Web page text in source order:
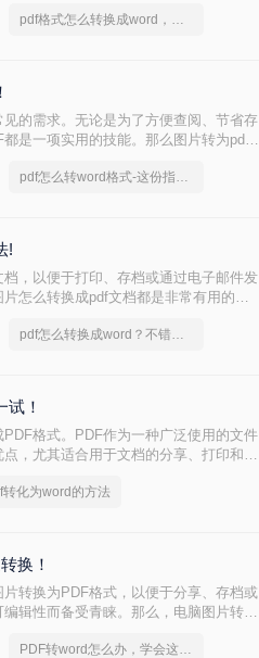
pdf格式怎么转换成word，一招轻松解决
的需求。无论是为了方便查阅、节省存
是一项实用的技能。那么图片转为pdf
pdf怎么转word格式-这份指南值得收藏
!
，以便于打印、存档或通过电子邮件发
怎么转换成pdf文档都是非常有用的技
pdf怎么转换成word？不错的软件推荐
！
格式。PDF作为一种广泛使用的文件
，尤其适合用于文档的分享、打印和存
转化为word的方法
换！
转换为PDF格式，以便于分享、存档或
辑性而备受青睐。那么，电脑图片转
PDF转word怎么办，学会这招，一分钟轻松解决